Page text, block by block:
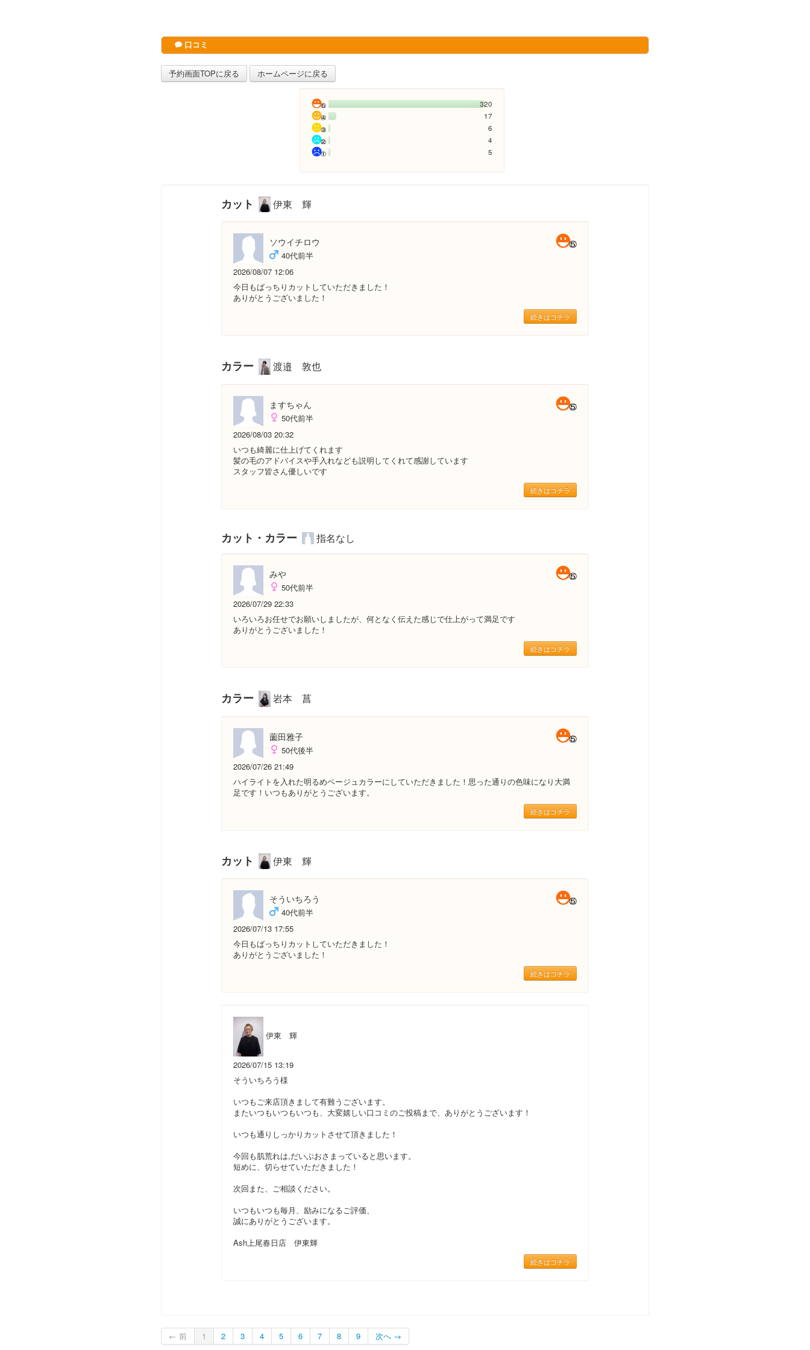
口コミ
予約画面TOPに戻る ホームページに戻る
320
17
6
4
5
カット 伊東 輝
ソウイチロウ
40代前半
2026/08/07 12:06
今日もばっちりカットしていただきました！
ありがとうございました！
続きはコチラ
カラー 渡邉 敦也
ますちゃん
50代前半
2026/08/03 20:32
いつも綺麗に仕上げてくれます
髪の毛のアドバイスや手入れなども説明してくれて感謝しています
スタッフ皆さん優しいです
続きはコチラ
カット・カラー 指名なし
みや
50代前半
2026/07/29 22:33
いろいろお任せでお願いしましたが、何となく伝えた感じで仕上がって満足です
ありがとうございました！
続きはコチラ
カラー 岩本 菖
薗田雅子
50代後半
2026/07/26 21:49
ハイライトを入れた明るめベージュカラーにしていただきました！思った通りの色味になり大満
足です！いつもありがとうございます。
続きはコチラ
カット 伊東 輝
そういちろう
40代前半
2026/07/13 17:55
今日もばっちりカットしていただきました！
ありがとうございました！
続きはコチラ
伊東 輝
2026/07/15 13:19
そういちろう様
いつもご来店頂きまして有難うございます。
またいつもいつもいつも、大変嬉しい口コミのご投稿まで、ありがとうございます！
いつも通りしっかりカットさせて頂きました！
今回も肌荒れは,だいぶおさまっていると思います。
短めに、切らせていただきました！
次回また、ご相談ください。
いつもいつも毎月、励みになるご評価、
誠にありがとうございます。
Ash上尾春日店 伊東輝
続きはコチラ
← 前 1 2 3 4 5 6 7 8 9 次へ →